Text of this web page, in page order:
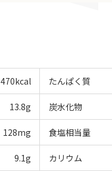
470kcal たんぱく質
13.8g 炭水化物
128mg 食塩相当量
9.1g カリウム